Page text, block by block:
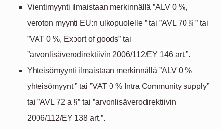
Vientimyynti ilmaistaan merkinnällä ”ALV 0 %,
veroton myynti EU:n ulkopuolelle ” tai ”AVL 70 § ” tai
”VAT 0 %, Export of goods” tai
”arvonlisäverodirektiivin 2006/112/EY 146 art.”.
Yhteisömyynti ilmaistaan merkinnällä ”ALV 0 %
yhteisömyynti” tai ”VAT 0 % Intra Community supply”
tai ”AVL 72 a §” tai ”arvonlisäverodirektiivin
2006/112/EY 138 art.”.